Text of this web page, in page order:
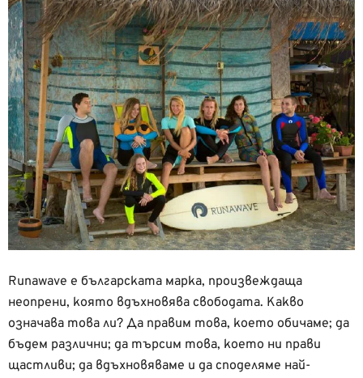
Runawave е българската марка, произвеждаща
неопрени, която вдъхновява свободата. Какво
означава това ли? Да правим това, което обичаме; да
бъдем различни; да търсим това, което ни прави
щастливи; да вдъхновяваме и да споделяме най-